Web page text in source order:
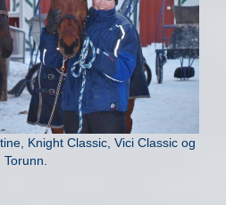
Knight Classic, Vici Classic og
Torunn.